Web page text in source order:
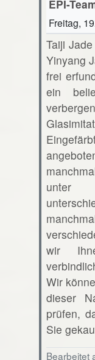
EPI-
Freitag,
Taiji
Yinyang
frei
ein
unter
wir
Wir
dieser
prüfen,
Sie
Bearbeitet